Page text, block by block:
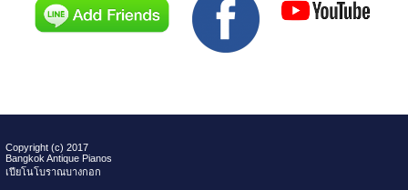
Copyright (c) 2017
Bangkok Antique Pianos
เปียโนโบราณบางกอก